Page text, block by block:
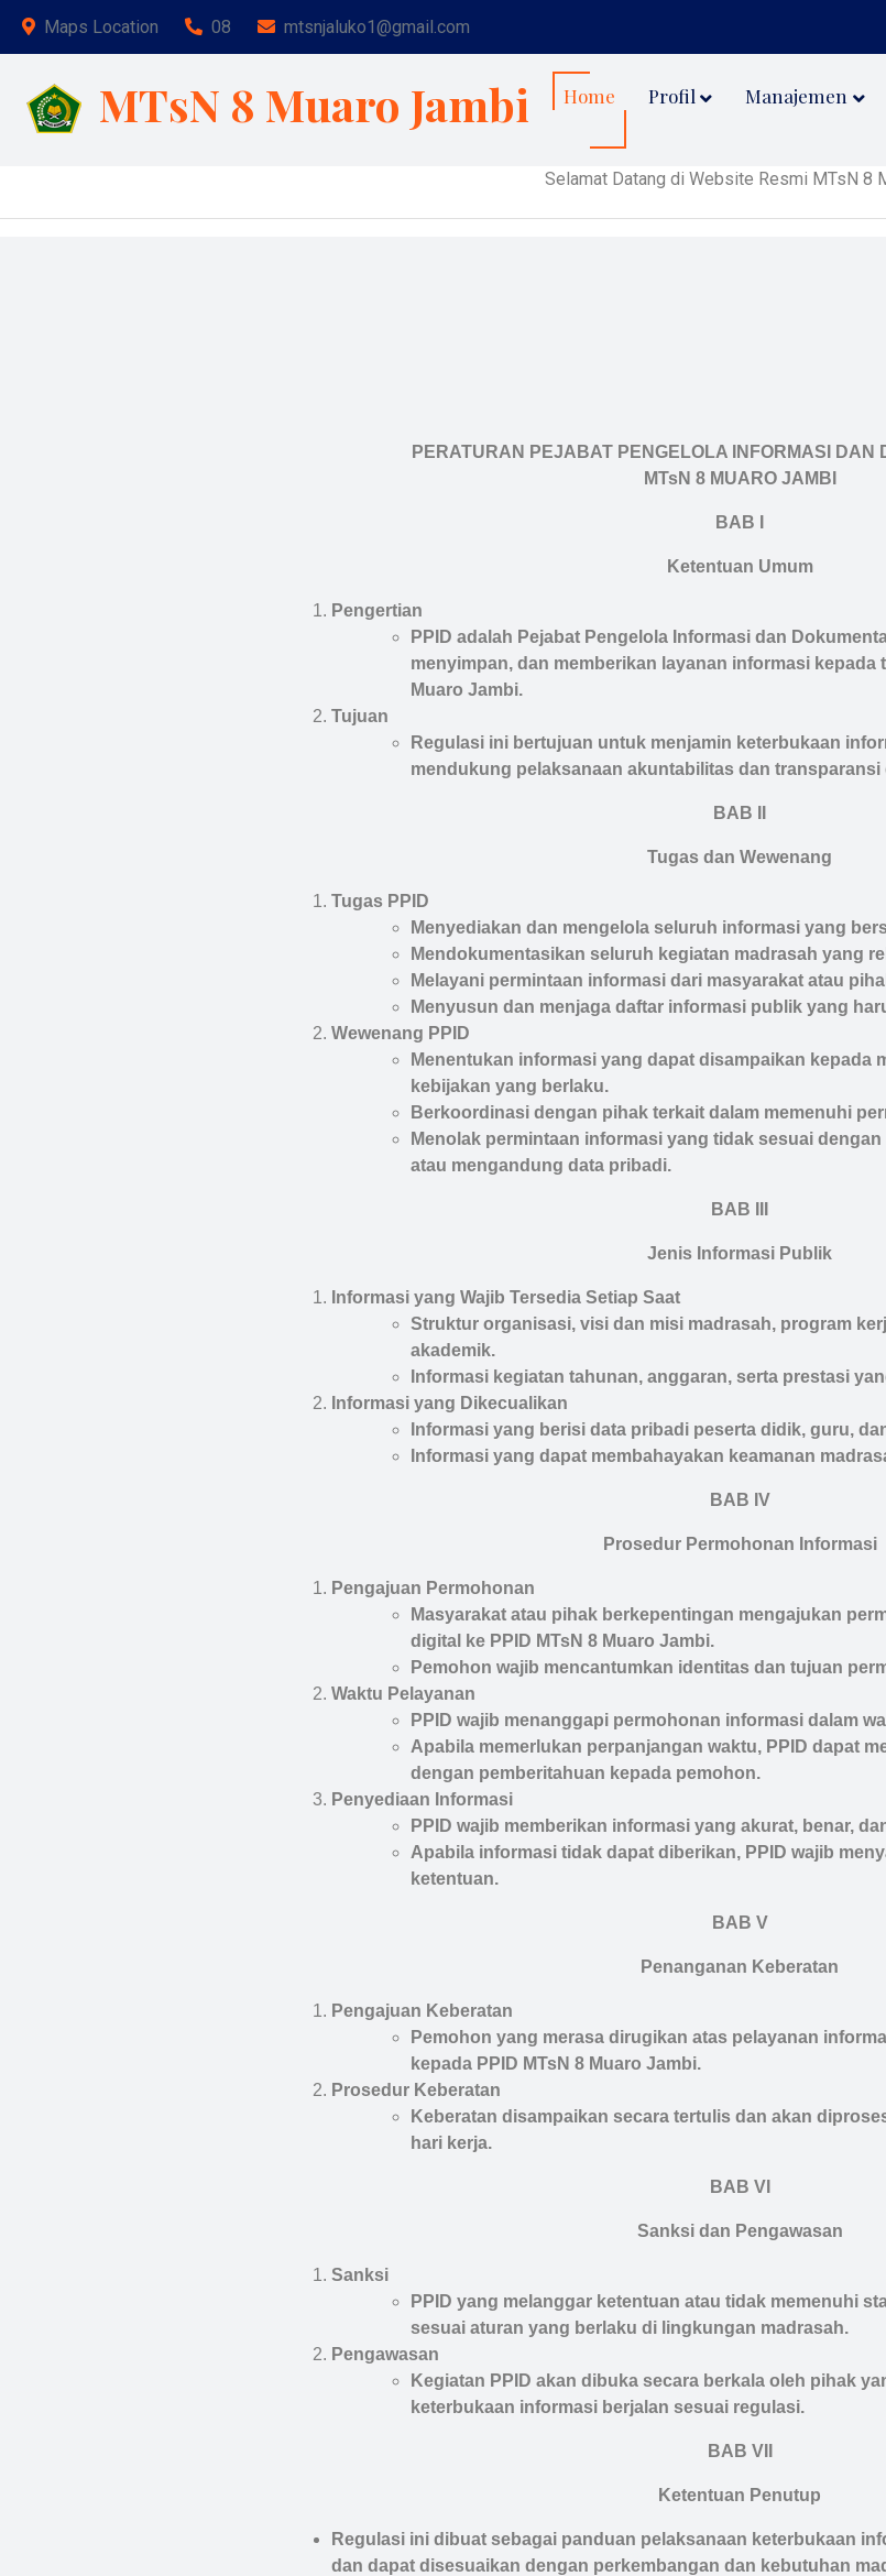
Maps Location 08 mtsnjaluko1@gmail.com
MTsN 8 Muaro Jambi Home Profil Manajemen
Selamat Datang di Website Resmi MTsN 8 Muaro
PERATURAN PEJABAT PENGELOLA INFORMASI DAN
MTsN 8 MUARO JAMBI
BAB I
Ketentuan Umum
Pengertian
PPID adalah Pejabat Pengelola Informasi dan
menyimpan, dan memberikan layanan informasi kepada
Muaro Jambi.
Tujuan
Regulasi ini bertujuan untuk menjamin keterbukaan
mendukung pelaksanaan akuntabilitas dan
BAB II
Tugas dan Wewenang
Tugas PPID
Menyediakan dan mengelola seluruh informasi yang
Mendokumentasikan seluruh kegiatan madrasah yang
Melayani permintaan informasi dari masyarakat atau
Menyusun dan menjaga daftar informasi publik yang
Wewenang PPID
Menentukan informasi yang dapat disampaikan kepada
kebijakan yang berlaku.
Berkoordinasi dengan pihak terkait dalam memenuhi
Menolak permintaan informasi yang tidak sesuai
atau mengandung data pribadi.
BAB III
Jenis Informasi Publik
Informasi yang Wajib Tersedia Setiap Saat
Struktur organisasi, visi dan misi madrasah, program
akademik.
Informasi kegiatan tahunan, anggaran, serta prestasi
Informasi yang Dikecualikan
Informasi yang berisi data pribadi peserta didik, guru,
Informasi yang dapat membahayakan keamanan
BAB IV
Prosedur Permohonan Informasi
Pengajuan Permohonan
Masyarakat atau pihak berkepentingan mengajukan
digital ke PPID MTsN 8 Muaro Jambi.
Pemohon wajib mencantumkan identitas dan tujuan
Waktu Pelayanan
PPID wajib menanggapi permohonan informasi dalam
Apabila memerlukan perpanjangan waktu, PPID dapat
dengan pemberitahuan kepada pemohon.
Penyediaan Informasi
PPID wajib memberikan informasi yang akurat, benar,
Apabila informasi tidak dapat diberikan, PPID wajib
ketentuan.
BAB V
Penanganan Keberatan
Pengajuan Keberatan
Pemohon yang merasa dirugikan atas pelayanan
kepada PPID MTsN 8 Muaro Jambi.
Prosedur Keberatan
Keberatan disampaikan secara tertulis dan akan
hari kerja.
BAB VI
Sanksi dan Pengawasan
Sanksi
PPID yang melanggar ketentuan atau tidak memenuhi
sesuai aturan yang berlaku di lingkungan madrasah.
Pengawasan
Kegiatan PPID akan dibuka secara berkala oleh pihak
keterbukaan informasi berjalan sesuai regulasi.
BAB VII
Ketentuan Penutup
Regulasi ini dibuat sebagai panduan pelaksanaan keterbukaan
dan dapat disesuaikan dengan perkembangan dan kebutuhan